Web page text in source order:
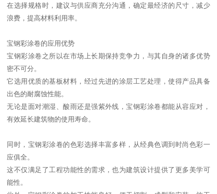
在选择规格时，建议与供应商充分沟通，确定最经济的尺寸，减少
浪费，提高材料利用率。
宝钢彩涂卷的应用优势
宝钢彩涂卷之所以在市场上长期保持竞争力，与其自身的诸多优势
密不可分。
它选用优质的基板材料，经过先进的涂层工艺处理，使得产品具备
出色的耐腐蚀性能。
无论是面对潮湿、酸雨还是强紫外线，宝钢彩涂卷都能从容应对，
有效延长建筑物的使用寿命。
同时，宝钢彩涂卷的色彩选择丰富多样，从经典色调到时尚色彩一
应俱全。
这不仅满足了工程功能性的需求，也为建筑设计提供了更多美学可
能性。